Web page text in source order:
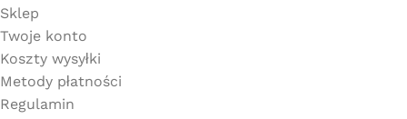
Sklep
Twoje konto
Koszty wysyłki
Metody płatności
Regulamin